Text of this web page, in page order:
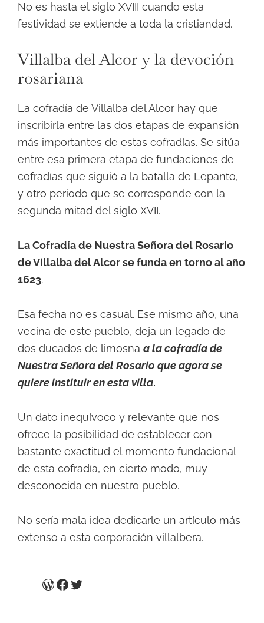
No es hasta el siglo XVIII cuando esta
festividad se extiende a toda la cristiandad.
Villalba del Alcor y la devoción
rosariana
La cofradía de Villalba del Alcor hay que
inscribirla entre las dos etapas de expansión
más importantes de estas cofradías. Se sitúa
entre esa primera etapa de fundaciones de
cofradías que siguió a la batalla de Lepanto,
y otro periodo que se corresponde con la
segunda mitad del siglo XVII.
La Cofradía de Nuestra Señora del Rosario
de Villalba del Alcor se funda en torno al año
1623.
Esa fecha no es casual. Ese mismo año, una
vecina de este pueblo, deja un legado de
dos ducados de limosna a la cofradía de
Nuestra Señora del Rosario que agora se
quiere instituir en esta villa.
Un dato inequívoco y relevante que nos
ofrece la posibilidad de establecer con
bastante exactitud el momento fundacional
de esta cofradía, en cierto modo, muy
desconocida en nuestro pueblo.
No sería mala idea dedicarle un artículo más
extenso a esta corporación villalbera.
WordPress
Facebook
Twitter